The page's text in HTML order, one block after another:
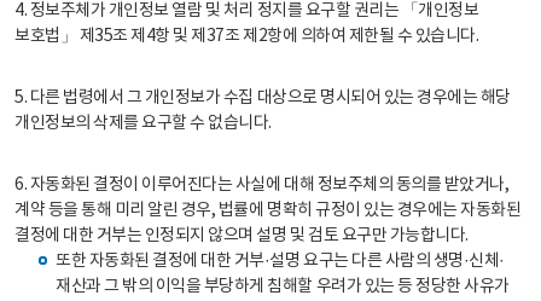
4. 정보주체가 개인정보 열람 및 처리 정지를 요구할 권리는 「개인정보
보호법」 제35조 제4항 및 제37조 제2항에 의하여 제한될 수 있습니다.
5. 다른 법령에서 그 개인정보가 수집 대상으로 명시되어 있는 경우에는 해당
개인정보의 삭제를 요구할 수 없습니다.
6. 자동화된 결정이 이루어진다는 사실에 대해 정보주체의 동의를 받았거나,
계약 등을 통해 미리 알린 경우, 법률에 명확히 규정이 있는 경우에는 자동화된
결정에 대한 거부는 인정되지 않으며 설명 및 검토 요구만 가능합니다.
또한 자동화된 결정에 대한 거부·설명 요구는 다른 사람의 생명·신체·
재산과 그 밖의 이익을 부당하게 침해할 우려가 있는 등 정당한 사유가